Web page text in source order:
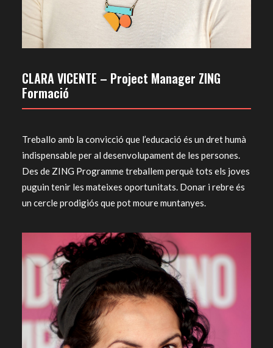
CLARA VICENTE – Project Manager ZING
Formació
Treballo amb la convicció que l’educació és un dret humà
indispensable per al desenvolupament de les persones.
Des de ZING Programme treballem perquè tots els joves
puguin tenir les mateixes oportunitats. Donar i rebre és
un cercle prodigiós que pot moure muntanyes.